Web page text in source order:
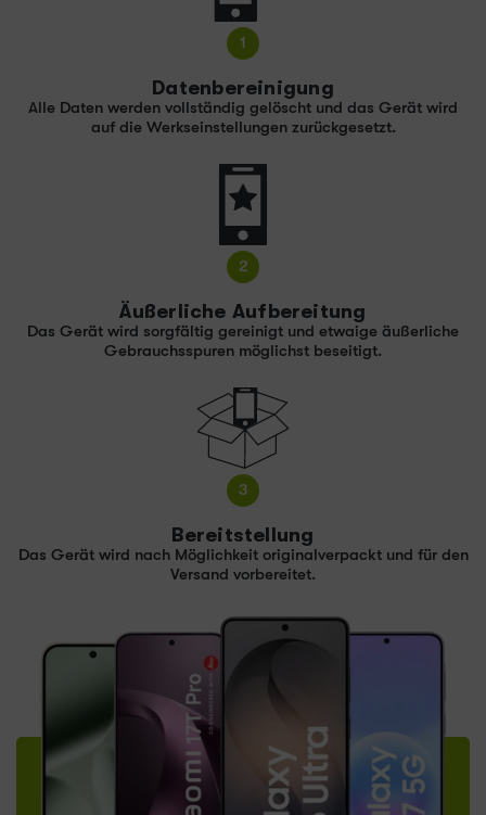
1
Datenbereinigung
Alle Daten werden vollständig gelöscht und das Gerät wird
auf die Werkseinstellungen zurückgesetzt.
2
Äußerliche Aufbereitung
Das Gerät wird sorgfältig gereinigt und etwaige äußerliche
Gebrauchsspuren möglichst beseitigt.
3
Bereitstellung
Das Gerät wird nach Möglichkeit originalverpackt und für den
Versand vorbereitet.